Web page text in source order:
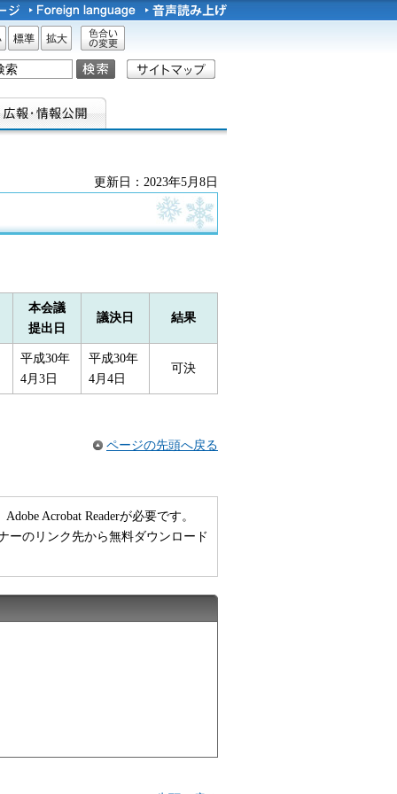
イズ
標準 拡大
色合い
更新日：2023年5月8日
本会議
提出日
議決日 結果
平成30年
4月3日
平成30年
4月4日
可決
ページの先頭へ戻る
Acrobat Readerが必要です。
ーのリンク先から無料ダウンロード